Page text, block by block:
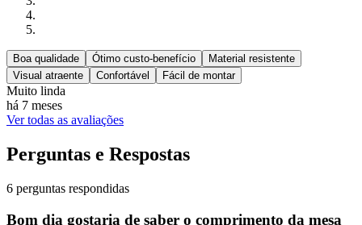
Boa qualidade Ótimo custo-benefício
Material resistente
Visual atraente
Confortável Fácil de montar
Muito linda
há 7 meses
Ver todas as avaliações
Perguntas e Respostas
6 perguntas respondidas
Bom dia gostaria de saber o comprimento da mesa